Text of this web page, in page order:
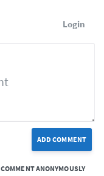
Login
ADD COMMENT
COMMENT ANONYMOUSLY